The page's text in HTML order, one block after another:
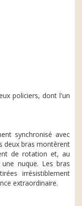
policiers, dont l'un
synchronisé avec
deux bras montèrent
de rotation et, au
nuque. Les bras
irrésistiblement
extraordinaire.